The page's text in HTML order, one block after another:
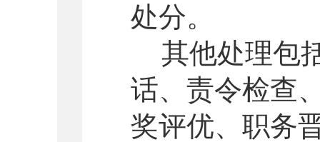
处分。
其他处理包
话、责令检查
奖评优、职务